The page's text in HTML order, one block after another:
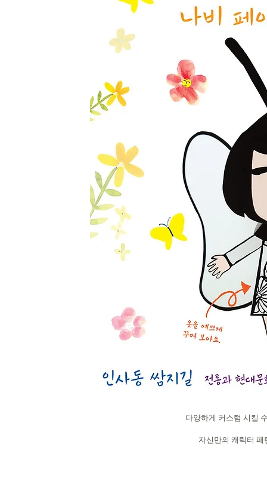
다양하게 커스텀 시킬
자신만의 캐릭터